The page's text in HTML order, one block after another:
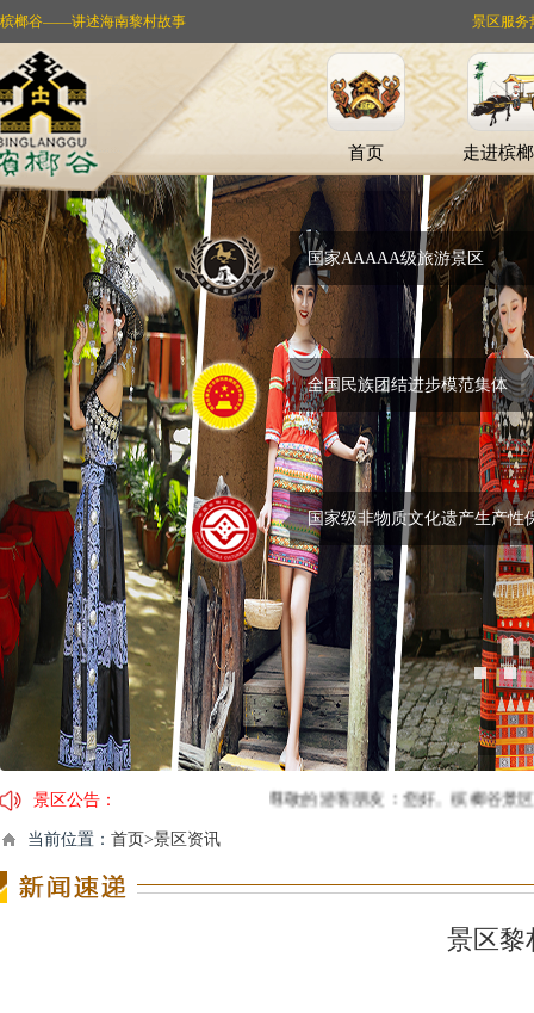
槟榔谷——讲述海南黎村故事 景区服务
首页 走进槟
国家AAAAA级旅游景区
全国民族团结进步模范集体
国家级非物质文化遗产生产性
景区公告：
尊敬的游客朋友：您好。槟榔谷景区最大
因临近春节，景区运营时间及演出时间有
关于槟榔谷黎苗文化旅游区门票价格调整
当前位置： 首页>景区资讯
景区黎